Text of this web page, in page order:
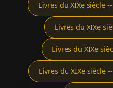
Livres du XIXe siècle
Livres du XIXe
Livres du XIXe
Livres du XIXe siècle